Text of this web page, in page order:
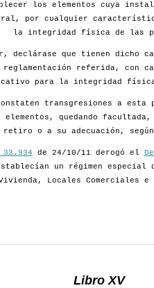
los elementos cuya
por cualquier
la integridad física de las
que tienen dicho
referida, con
para la integridad física
transgresiones a
quedando facultada,
o a su adecuación, según
33.934 de 24/10/11 derogó el
un régimen especial
Locales Comerciales
Libro XV